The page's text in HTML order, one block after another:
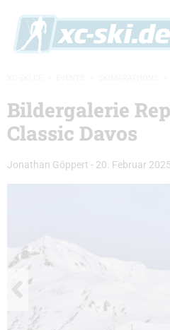
Bildergalerie
Classic Davos
Jonathan Göppert - 20. Februar 2025